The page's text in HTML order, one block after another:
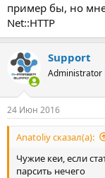
пример бы, но мне
Net::HTTP
Support
Administrator
24 Июн 2016
Anatoliy сказал(а):
Чужие кеи, если
парсить нечего